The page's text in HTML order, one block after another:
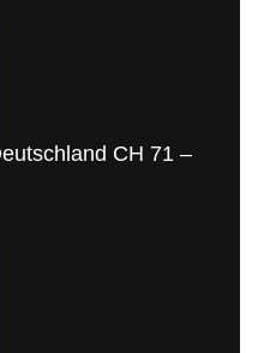
CH 71 –